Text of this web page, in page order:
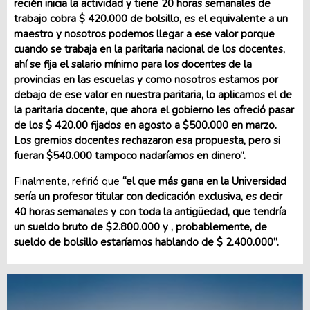
recién inicia la actividad y tiene 20 horas semanales de
trabajo cobra $ 420.000 de bolsillo, es el equivalente a un
maestro y nosotros podemos llegar a ese valor porque
cuando se trabaja en la paritaria nacional de los docentes,
ahí se fija el salario mínimo para los docentes de la
provincias en las escuelas y como nosotros estamos por
debajo de ese valor en nuestra paritaria, lo aplicamos el de
la paritaria docente, que ahora el gobierno les ofreció pasar
de los $ 420.00 fijados en agosto a $500.000 en marzo.
Los gremios docentes rechazaron esa propuesta, pero si
fueran $540.000 tampoco nadaríamos en dinero”.
Finalmente, refirió que “el que más gana en la Universidad
sería un profesor titular con dedicación exclusiva, es decir
40 horas semanales y con toda la antigüedad, que tendría
un sueldo bruto de $2.800.000 y , probablemente, de
sueldo de bolsillo estaríamos hablando de $ 2.400.000”.